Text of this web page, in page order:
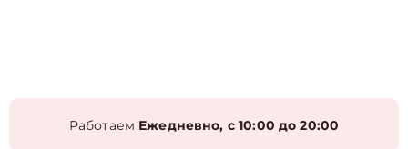
Работаем Ежедневно, с 10:00 до 20:00